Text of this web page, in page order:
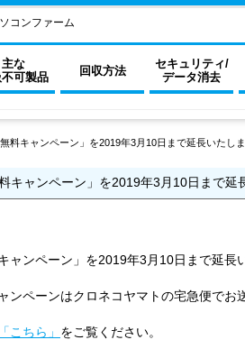
コンファーム
主な
可製品
回収方法
セキュリティ/
データ消去
無料キャンペーン」を2019年3月10日まで延長いたしま
料キャンペーン」を2019年3月10日まで延
ャンペーン」を2019年3月10日まで延長
ンペーンはクロネコヤマトの宅急便でお
「こちら」 をご覧ください。